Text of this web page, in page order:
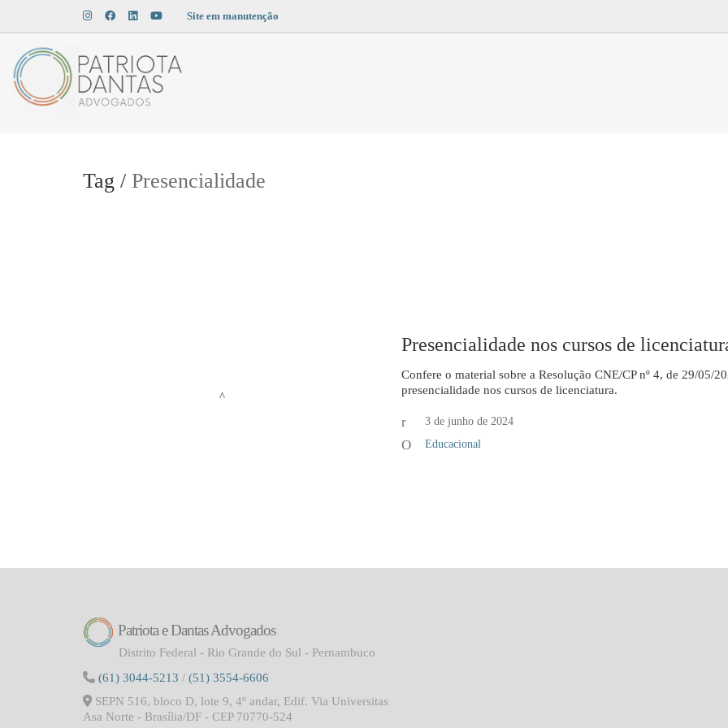
Site em manutenção
Tag / Presencialidade
Presencialidade nos cursos de
Confere o material sobre a Resolução CNE/CP nº 4, de 29/05/
presencialidade nos cursos de licenciatura.
3 de junho de 2024
Educacional
Patriota e Dantas Advogados
Distrito Federal - Rio Grande do Sul - Pernambuco
(61) 3044-5213 / (51) 3554-6606
SEPN 516, bloco D, lote 9, 4º andar, Edif. Via Universitas
Asa Norte - Brasília/DF - CEP 70770-524